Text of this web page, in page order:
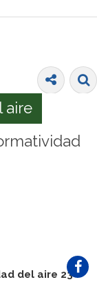
aire
del aire 23-